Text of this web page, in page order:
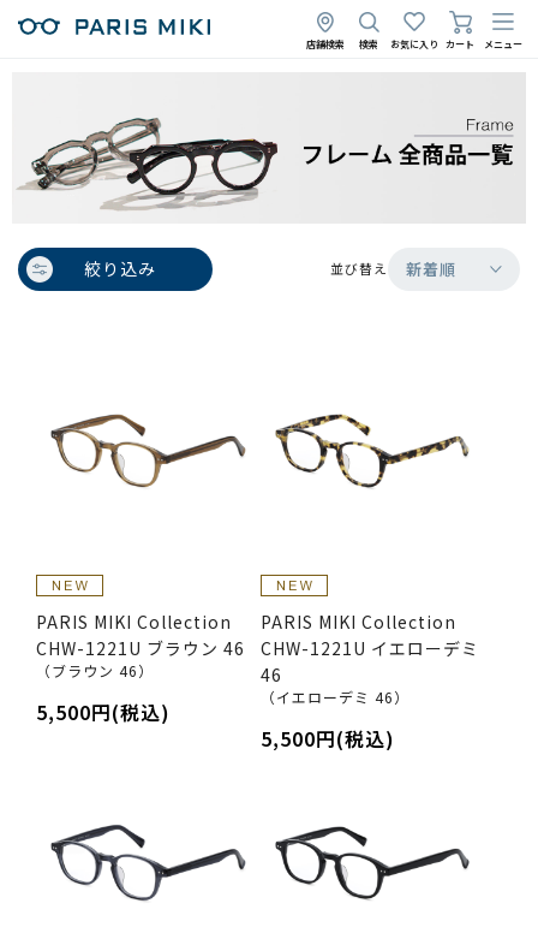
店舗検索 検索 お気に入り カート メニュー
絞り込み 並び替え 新着順
PARIS MIKI Collection
CHW-1221U ブラウン 46
（ブラウン 46）
5,500円(税込)
PARIS MIKI Collection
CHW-1221U イエローデミ
46
（イエローデミ 46）
5,500円(税込)